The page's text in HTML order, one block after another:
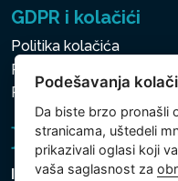
GDPR i kolačići
Politika kolačića
Politika zaštite ličnih i
Politika kolačića
Intex Trading, s.r.o.
Podešavanja
Da biste brzo pronašli
stranicama, uštedeli
prikazivali oglasi koji
vaša saglasnost za